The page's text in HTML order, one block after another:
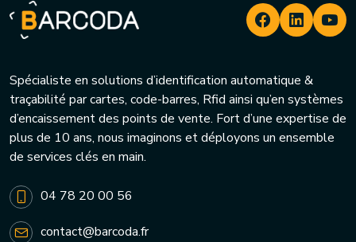
Spécialiste en solutions d’identification automatique &
traçabilité par cartes, code-barres, Rfid ainsi qu’en systèmes
d’encaissement des points de vente. Fort d’une expertise de
plus de 10 ans, nous imaginons et déployons un ensemble
de services clés en main.
04 78 20 00 56
contact@barcoda.fr